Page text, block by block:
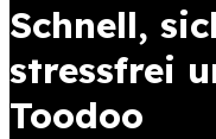
Schnell,
stressfrei
Toodoo